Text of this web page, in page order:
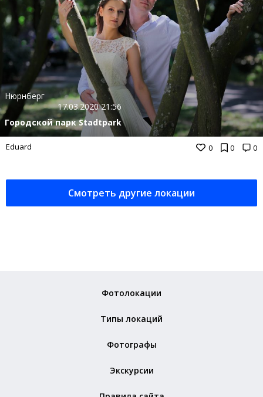
0 0 0
Нюрнберг
17.03.2020 21:56
Городской парк Stadtpark
Eduard
Смотреть другие локации
Фотолокации
Типы локаций
Фотографы
Экскурсии